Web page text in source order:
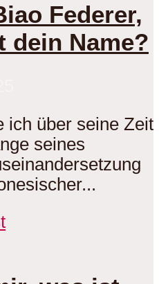
Federer,
dein Name?
ich über seine Zeit
seines